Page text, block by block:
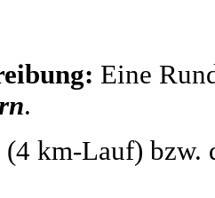
Eine
.
(4 km-Lauf)